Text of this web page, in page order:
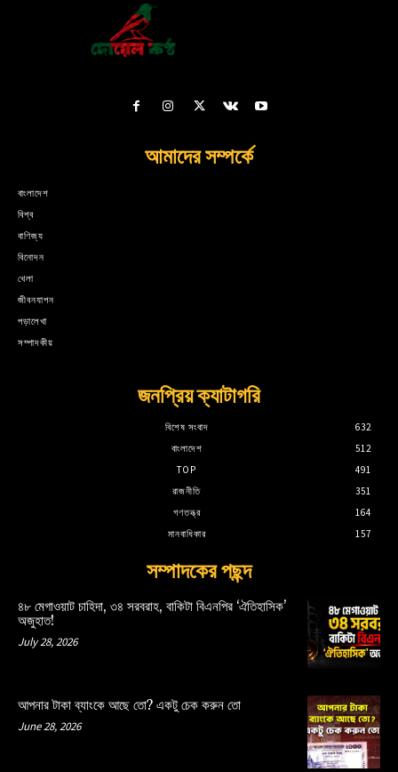
আমাদের সম্পর্কে
বাংলাদেশ
বিশ্ব
বাণিজ্য
বিনোদন
খেলা
জীবনযাপন
পড়ালেখা
সম্পাদকীয়
জনপ্রিয় ক্যাটাগরি
বিশেষ সংবাদ
632
বাংলাদেশ
512
TOP
491
রাজনীতি
351
গণতন্ত্র
164
মানবাধিকার
157
সম্পাদকের পছন্দ
৪৮ মেগাওয়াট চাহিদা, ৩৪ সরবরাহ, বাকিটা বিএনপির ‘ঐতিহাসিক’
অজুহাত!
July 28, 2026
আপনার টাকা ব্যাংকে আছে তো? একটু চেক করুন তো
June 28, 2026